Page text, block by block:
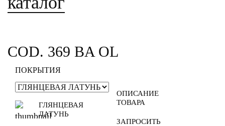
COD. 369 BA OL
ПОКРЫТИЯ
ГЛЯНЦЕВАЯ
ЛАТУНЬ
ОПИСАНИЕ
ТОВАРА
ЗАПРОСИТЬ